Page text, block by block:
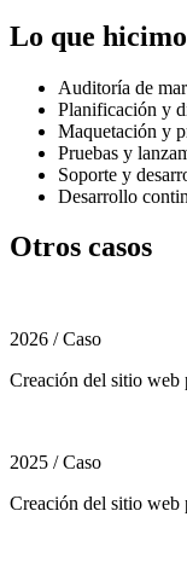
Lo que
Auditoría de
Planificación y
Maquetación y
Pruebas y
Soporte y
Desarrollo
Otros casos
2026 / Caso
Creación del sitio web
2025 / Caso
Creación del sitio web